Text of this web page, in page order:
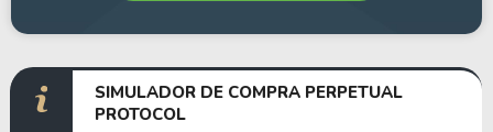
SIMULADOR DE COMPRA PERPETUAL
PROTOCOL